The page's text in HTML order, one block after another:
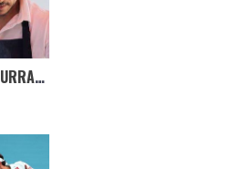
TORNA-TE NO REI DO CHURRASCO COM O MINICOOKSPOT